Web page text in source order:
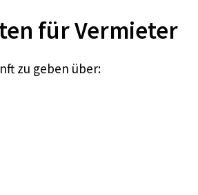
für Vermieter
zu geben über: